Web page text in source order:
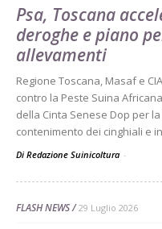
Psa, Toscana
deroghe e piano
allevamenti
Regione Toscana, Masaf e
contro la Peste Suina
della Cinta Senese Dop per
contenimento dei cinghiali e
Di Redazione Suinicoltura -
FLASH NEWS 29 Luglio 2026